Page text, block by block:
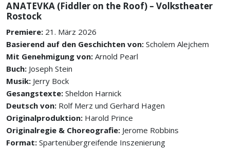
ANATEVKA (Fiddler on the Roof) – Volkstheater
Rostock
Premiere: 21. März 2026
Basierend auf den Geschichten von: Scholem Alejchem
Mit Genehmigung von: Arnold Pearl
Buch: Joseph Stein
Musik: Jerry Bock
Gesangstexte: Sheldon Harnick
Deutsch von: Rolf Merz und Gerhard Hagen
Originalproduktion: Harold Prince
Originalregie & Choreografie: Jerome Robbins
Format: Spartenübergreifende Inszenierung